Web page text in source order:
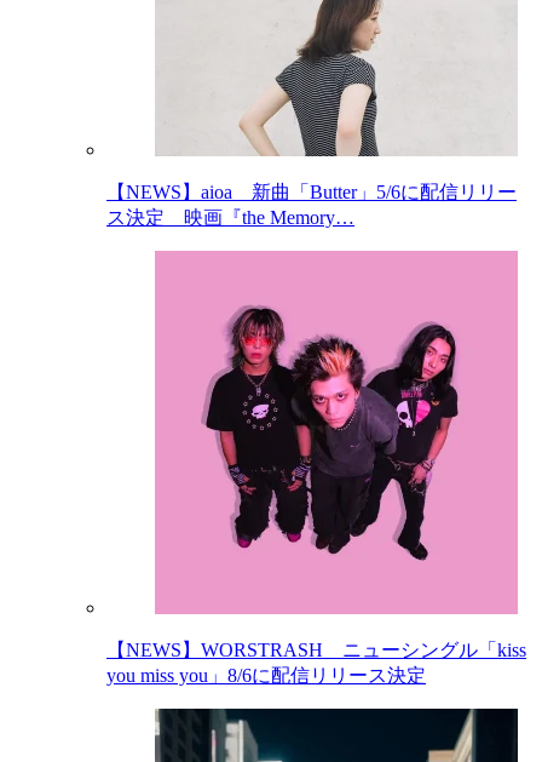
【NEWS】aioa 新曲「Butter」5/6に配信リリー
ス決定 映画『the Memory…
【NEWS】WORSTRASH ニューシングル「kiss
you miss you」8/6に配信リリース決定